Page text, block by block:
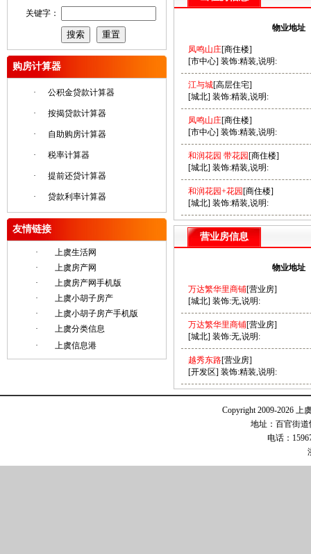
关键字：
购房计算器
· 公积金贷款计算器
· 按揭贷款计算器
· 自助购房计算器
· 税率计算器
· 提前还贷计算器
· 贷款利率计算器
友情链接
·
上虞生活网
·
上虞房产网
·
上虞房产网手机版
·
上虞小胡子房产
·
上虞小胡子房产手机版
·
上虞分类信息
·
上虞信息港
物业地址
凤鸣山庄[商住楼]
[市中心] 装饰:精装,说明:
江与城[高层住宅]
[城北] 装饰:精装,说明:
凤鸣山庄[商住楼]
[市中心] 装饰:精装,说明:
和润花园 带花园 [商住楼]
[城北] 装饰:精装,说明:
和润花园+花园 [商住楼]
[城北] 装饰:精装,说明:
营业房信息
物业地址
万达繁华里商铺[营业房]
[城北] 装饰:无,说明:
万达繁华里商铺[营业房]
[城北] 装饰:无,说明:
越秀东路[营业房]
[开发区] 装饰:精装,说明:
Copyright 2009-2026 上
地址：百官街道
电话：